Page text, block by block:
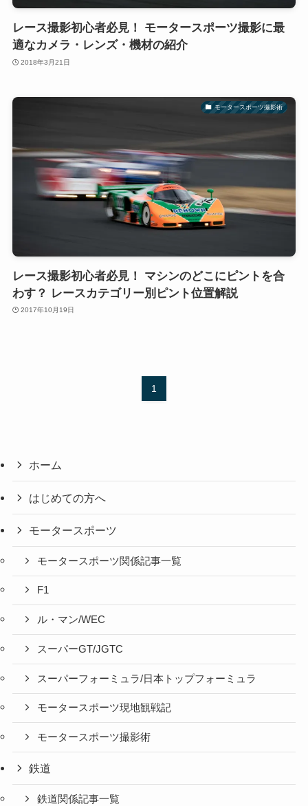
レース撮影初心者必見！ モータースポーツ撮影に最
適なカメラ・レンズ・機材の紹介
2018年3月21日
モータースポーツ撮影術
レース撮影初心者必見！ マシンのどこにピントを合
わす？ レースカテゴリー別ピント位置解説
2017年10月19日
1
ホーム
はじめての方へ
モータースポーツ
モータースポーツ関係記事一覧
F1
ル・マン/WEC
スーパーGT/JGTC
スーパーフォーミュラ/日本トップフォーミュラ
モータースポーツ現地観戦記
モータースポーツ撮影術
鉄道
鉄道関係記事一覧